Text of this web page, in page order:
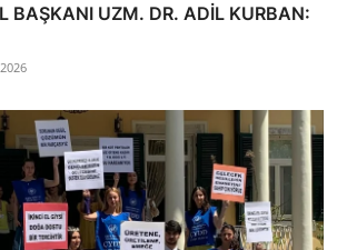
BAŞKANI UZM. DR. ADİL KURBAN: